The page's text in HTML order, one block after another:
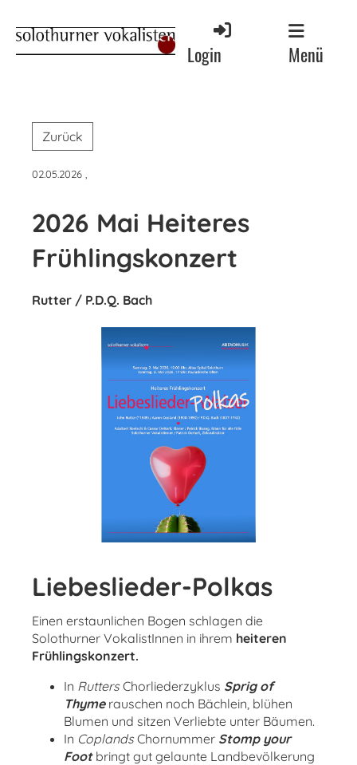
Login Menü
Zurück
02.05.2026
2026 Mai Heiteres
Frühlingskonzert
Rutter / P.D.Q. Bach
Liebeslieder-Polkas
Einen erstaunlichen Bogen schlagen die
Solothurner VokalistInnen in ihrem heiteren
Frühlingskonzert.
In Rutters Chorliederzyklus Sprig of
Thyme rauschen noch Bächlein, blühen
Blumen und sitzen Verliebte unter Bäumen.
In Coplands Chornummer Stomp your
Foot bringt gut gelaunte Landbevölkerung